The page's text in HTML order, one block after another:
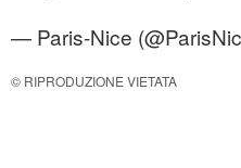
— Paris-Nice
© RIPRODUZIONE VIETATA